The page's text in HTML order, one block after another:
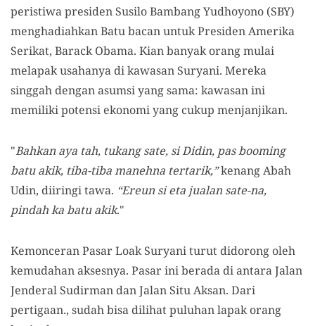
peristiwa presiden Susilo Bambang Yudhoyono (SBY)
menghadiahkan Batu bacan untuk Presiden Amerika
Serikat, Barack Obama. Kian banyak orang mulai
melapak usahanya di kawasan Suryani. Mereka
singgah dengan asumsi yang sama: kawasan ini
memiliki potensi ekonomi yang cukup menjanjikan.
"Bahkan aya tah, tukang sate, si Didin, pas booming
batu akik, tiba-tiba manehna tertarik,”kenang Abah
Udin, diiringi tawa. “Ereun si eta jualan sate-na,
pindah ka batu akik."
Kemonceran Pasar Loak Suryani turut didorong oleh
kemudahan aksesnya. Pasar ini berada di antara Jalan
Jenderal Sudirman dan Jalan Situ Aksan. Dari
pertigaan., sudah bisa dilihat puluhan lapak orang